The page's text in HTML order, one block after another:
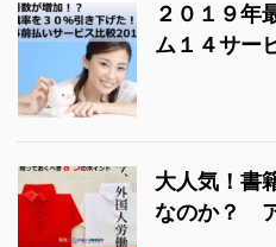
２０１９年
ム１４サー
大人気！書
なのか？